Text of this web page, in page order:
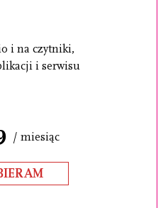
i na czytniki,
i serwisu
/ miesiąc